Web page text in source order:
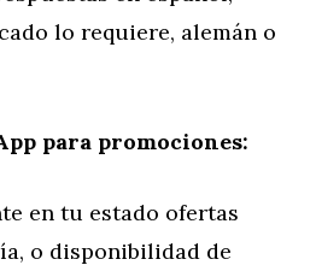
lo requiere, alemán o
para promociones:
en tu estado ofertas
o disponibilidad de